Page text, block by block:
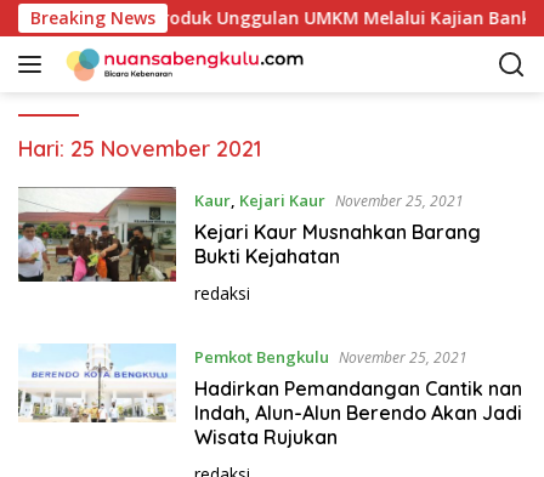
a
Breaking News
Potensi Produk Unggulan UMKM Melalui Kajian Bank
Hari: 25 November 2021
Kaur, Kejari Kaur November 25, 2021
Kejari Kaur Musnahkan Barang
Bukti Kejahatan
redaksi
Pemkot Bengkulu November 25, 2021
Hadirkan Pemandangan Cantik nan
Indah, Alun-Alun Berendo Akan Jadi
Wisata Rujukan